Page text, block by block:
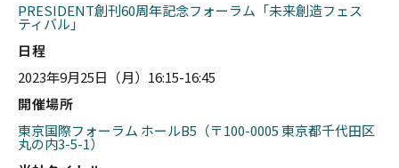
PRESIDENT創刊60周年記念フォーラム「未来創造フェス
ティバル」
日程
2023年9月25日（月）16:15-16:45
開催場所
東京国際フォーラム ホールB5（〒100-0005 東京都千代田区
丸の内3-5-1）